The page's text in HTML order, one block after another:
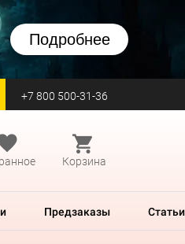
Подробнее
+7 800 500-31-36
Корзина
Предзаказы Статьи